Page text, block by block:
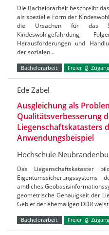
Die Bachelorarbeit beschreibt
als spezielle Form der
die Ursachen für das
Kindeswohlgefährdung,
Herausforderungen und
der sozialen…
Bachelorarbeit Freier Zugang
Ede Zabel
Ausgleichung als
Qualitätsverbesserung
Liegenschaftskatasters
Anwendungsbeispiel
Hochschule
Das Liegenschaftskataster
amtliches
geometrische Genauigkeit der
Gebiet der ehemaligen DDR
Bachelorarbeit Freier Zugang